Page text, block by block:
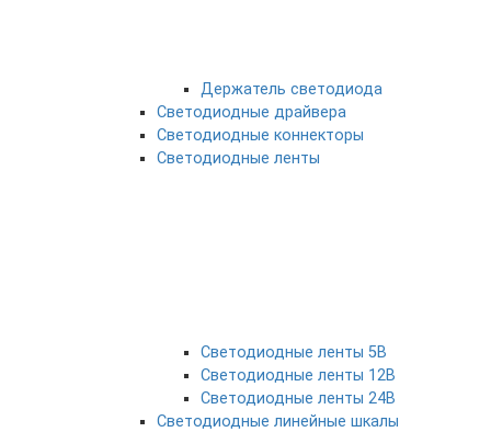
Держатель светодиода
Светодиодные драйвера
Светодиодные коннекторы
Светодиодные ленты
Светодиодные ленты 5В
Светодиодные ленты 12В
Светодиодные ленты 24В
Светодиодные линейные шкалы